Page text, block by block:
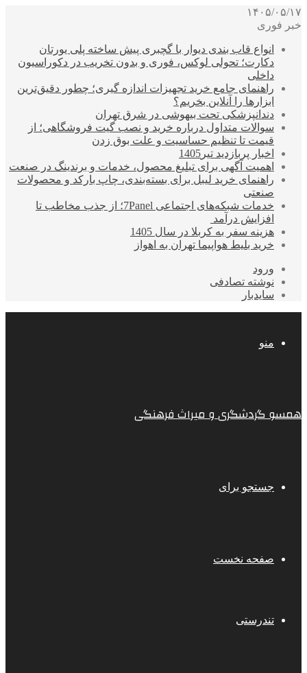
۱۴۰۵/۰۵/۱۷
خبر فوری
انواع قاب بندی دیوار با گچبری پیش ساخته پلی یورتان
دکارت؛ تحولی لوکس، فوری و بدون تخریب در دکوراسیون
داخلی
راهنمای جامع خرید تجهیزات اندازه گیری؛ چطور دقیق‌ترین
ابزارها را آنلاین بخریم؟
دندانپزشکی تحت بیهوشی در شرق تهران
سوالات متداول درباره خرید و نصب گیت فروشگاهی؛ از
قیمت تا تنظیم حساسیت و علت بوق زدن
اخبار پربازدید تیر1405
اهمیت آگهی برای تبلیغ محصول، خدمات و برندینگ در صنعت
راهنمای خرید لیبل برای بسته‌بندی، چاپ بارکد و محصولات
صنعتی
خدمات شبکه‌های اجتماعی 7Panel؛ از جذب مخاطب تا
افزایش درآمد
هزینه سفر به کربلا در سال 1405
خرید بلیط هواپیما تهران به اهواز
ورود
نوشته تصادفی
سایدبار
منو
همسو گردشگری و میراث فرهنگی
جستجو برای
صفحه نخست
تندرستی